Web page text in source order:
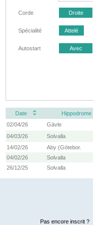
Corde Droite
Spécialité Attelé
Autostart Avec
Date Hippodrome
02/04/26
Gävle
04/03/26
Solvalla
14/02/26
Aby (Götebor.
04/02/26
Solvalla
26/12/25
Solvalla
Pas encore inscrit ?